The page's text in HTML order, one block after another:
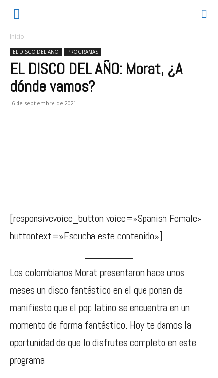
Inicio
EL DISCO DEL AÑO PROGRAMAS
EL DISCO DEL AÑO: Morat, ¿A
dónde vamos?
6 de septiembre de 2021
[responsivevoice_button voice=»Spanish Female»
buttontext=»Escucha este contenido»]
Los colombianos Morat presentaron hace unos
meses un disco fantástico en el que ponen de
manifiesto que el pop latino se encuentra en un
momento de forma fantástico. Hoy te damos la
oportunidad de que lo disfrutes completo en este
programa